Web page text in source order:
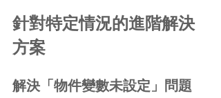
針對特定情況的進階解決
方案
解決「物件變數未設定」問題